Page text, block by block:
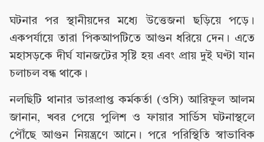
ঘটনার পর স্থানীয়দের মধ্যে উত্তেজনা ছড়িয়ে পড়ে।
একপর্যায়ে তারা পিকআপটিতে আগুন ধরিয়ে দেন। এতে
মহাসড়কে দীর্ঘ যানজটের সৃষ্টি হয় এবং প্রায় দুই ঘণ্টা যান
চলাচল বন্ধ থাকে।
নলছিটি থানার ভারপ্রাপ্ত কর্মকর্তা (ওসি) আরিফুল আলম
জানান, খবর পেয়ে পুলিশ ও ফায়ার সার্ভিস ঘটনাস্থলে
পৌঁছে আগুন নিয়ন্ত্রণে আনে। পরে পরিস্থিতি স্বাভাবিক